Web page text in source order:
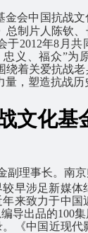
金会中国抗战
总制片人陈钦
于2012年8 月共
义、福众”为
绕着关爱抗战
，塑造抗战历
文化基
副理事长。 南
早涉足新媒
来致力于中国
导出品的100集
《中国 近现代